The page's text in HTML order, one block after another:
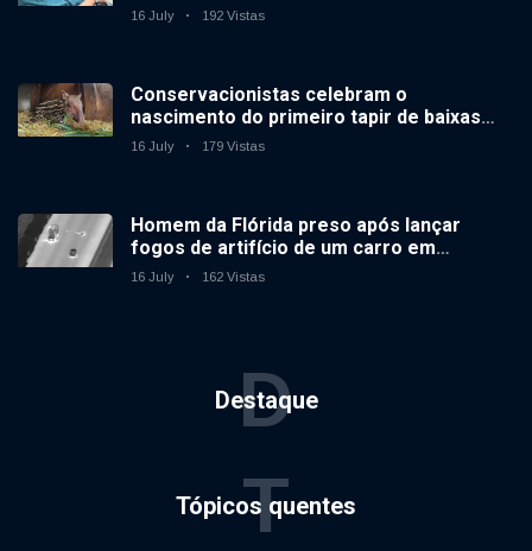
16 July 192 Vistas
Conservacionistas celebram o
nascimento do primeiro tapir de baixas
terras no zoológico do Reino Unido em 14
16 July 179 Vistas
Homem da Flórida preso após lançar
fogos de artifício de um carro em
movimento
16 July 162 Vistas
Destaque
D
Tópicos quentes
T